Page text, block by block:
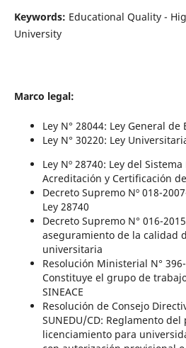
Keywords: Educational Quality -
University
Marco legal:
Ley N° 28044: Ley General de
Ley N° 30220: Ley
Ley Nº 28740: Ley del
Acreditación y Certificación
Decreto Supremo Nº 018-
Ley 28740
Decreto Supremo N° 016-
aseguramiento de la calidad
universitaria
Resolución Ministerial N°
Constituye el grupo de
SINEACE
Resolución de Consejo
SUNEDU/CD: Reglamento
licenciamiento para